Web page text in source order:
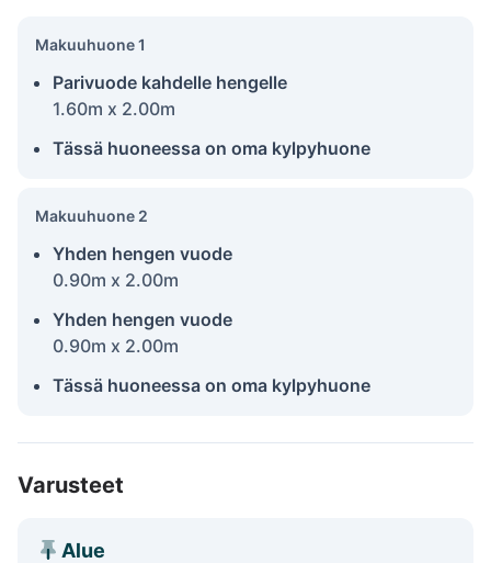
Makuuhuone 1
Parivuode kahdelle hengelle
1.60m x 2.00m
Tässä huoneessa on oma kylpyhuone
Makuuhuone 2
Yhden hengen vuode
0.90m x 2.00m
Yhden hengen vuode
0.90m x 2.00m
Tässä huoneessa on oma kylpyhuone
Varusteet
Alue